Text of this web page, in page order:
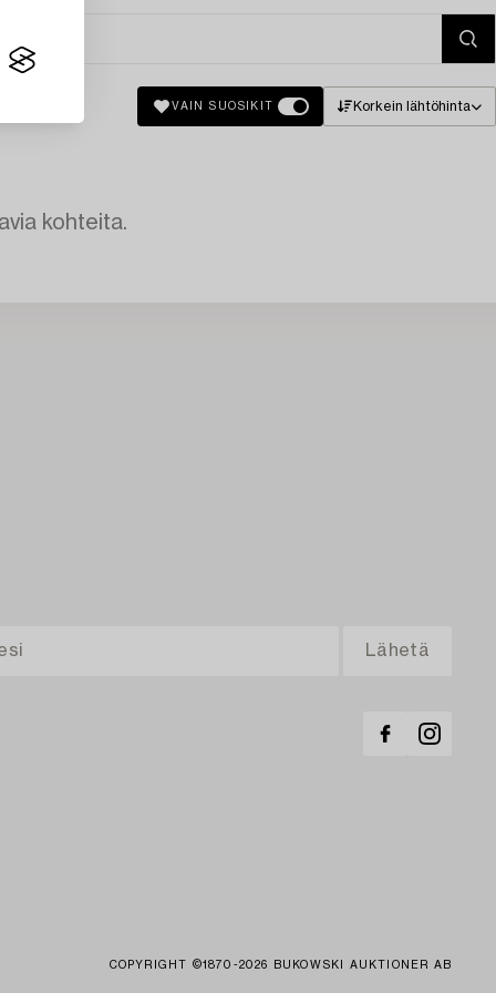
VAIN SUOSIKIT Korkein lähtöhinta
kohteita.
COPYRIGHT ©1870-2026 BUKOWSKI AUKTIONER AB